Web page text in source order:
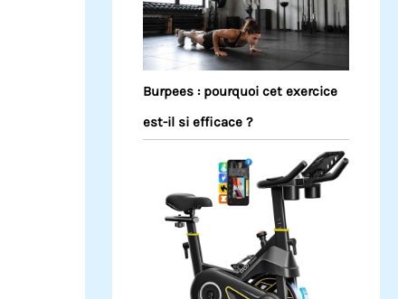
Burpees : pourquoi cet exercice
est-il si efficace ?